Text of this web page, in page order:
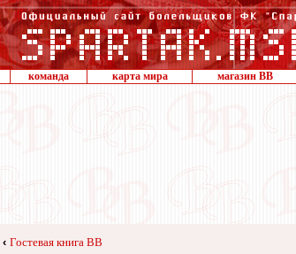
команда карта мира магазин ВВ
‹ Гостевая книга ВВ